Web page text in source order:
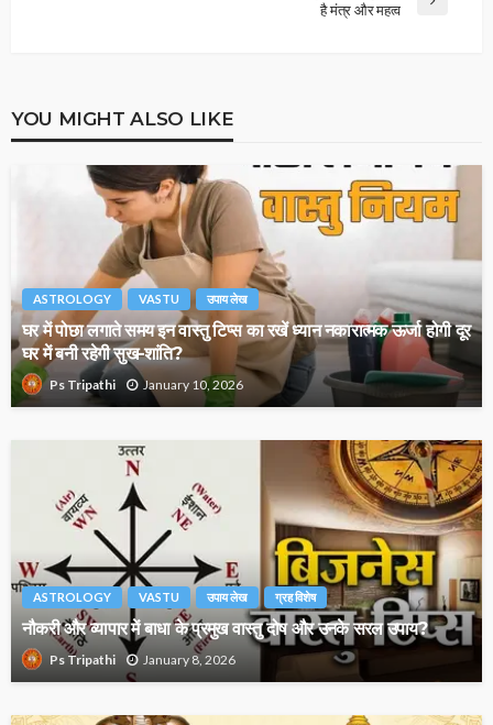
है मंत्र और महत्व
YOU MIGHT ALSO LIKE
ASTROLOGY VASTU उपाय लेख
घर में पोछा लगाते समय इन वास्तु टिप्स का रखें ध्यान नकारात्मक ऊर्जा होगी दूर
घर में बनी रहेगी सुख-शांति?
Ps Tripathi January 10, 2026
ASTROLOGY VASTU उपाय लेख ग्रह विशेष
नौकरी और व्यापार में बाधा के प्रमुख वास्तु दोष और उनके सरल उपाय?
Ps Tripathi January 8, 2026